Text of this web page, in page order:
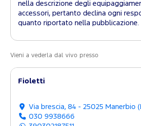
nella descrizione degli
accessori, pertanto declina ogni
quanto riportato nella pubblicazione.
Vieni a vederla dal vivo presso
Fioletti
Via brescia, 84 - 25025 Manerbio
030 9938666